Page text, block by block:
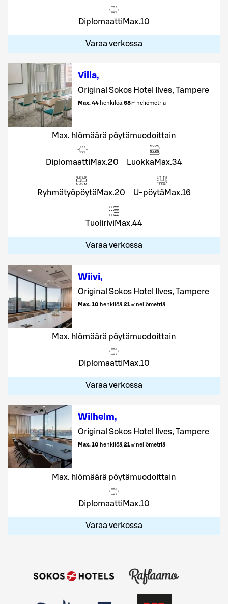
Diplomaatti Max.10
Varaa verkossa
Villa,
Original Sokos Hotel Ilves, Tampere
Max. 44 henkilöä,68㎡ neliömetriä
Max. hlömäärä pöytämuodoittain
Diplomaatti Max.20 Luokka Max.34
Ryhmätyöpöytä Max.20 U-pöytä Max.16
Tuolirivi Max.44
Varaa verkossa
Wiivi,
Original Sokos Hotel Ilves, Tampere
Max. 10 henkilöä,21㎡ neliömetriä
Max. hlömäärä pöytämuodoittain
Diplomaatti Max.10
Varaa verkossa
Wilhelm,
Original Sokos Hotel Ilves, Tampere
Max. 10 henkilöä,21㎡ neliömetriä
Max. hlömäärä pöytämuodoittain
Diplomaatti Max.10
Varaa verkossa